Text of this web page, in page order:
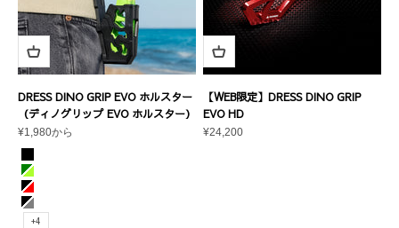
DRESS DINO GRIP EVO ホルスター
（ディノグリップ EVO ホルスター）
セール価格
¥1,980から
カラー
ブラック
グリーン×ライムグリーン
ブラック×レッド
ブラック×グレー
+4
【WEB限定】DRESS DINO GRIP
EVO HD
セール価格
¥24,200